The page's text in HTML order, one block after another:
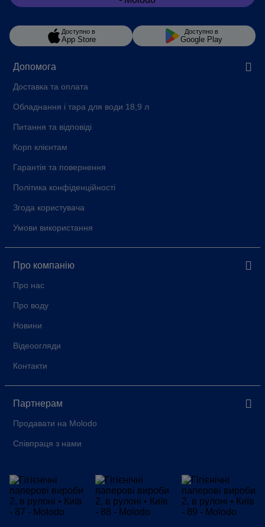
Допомога
Доставка та оплата
Обладнання і тара для води 18,9 л
Питання та відповіді
Корп клієнтам
Гарантія та повернення
Політика конфіденційності
Згода користувача
Умови використання
Про компанію
Про нас
Про воду
Новини
Відеоогляди
Контакти
Партнерам
Продавати на Molodo
Співпраця з нами
Доступно в
App Store
Доступно в
Google Play